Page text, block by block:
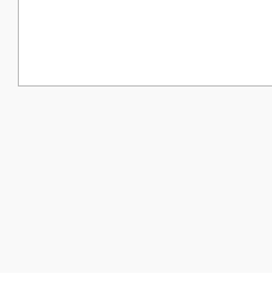
Görüş ve önerileriniz için teşekkür